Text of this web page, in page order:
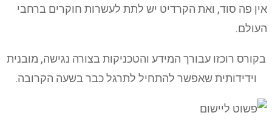
אין פה סוד, ואת הקרדיט יש לתת לעשרות חוקרים ברחבי
העולם.
בקורס רוכזו עבורך המידע והטכניקות בצורה נגישה, מובנית
וידידותית שאפשר להתחיל לתרגל כבר בשעה הקרובה.